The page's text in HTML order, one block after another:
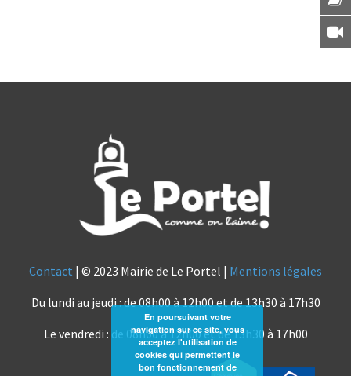
Contact | © 2023 Mairie de Le Portel | Mentions légales
Du lundi au jeudi : de 08h00 à 12h00 et de 13h30 à 17h30
Le vendredi : de 08h00 à 12h00 et de 13h30 à 17h00
En poursuivant votre
navigation sur ce site, vous
acceptez l'utilisation de
cookies qui permettent le
bon fonctionnement de